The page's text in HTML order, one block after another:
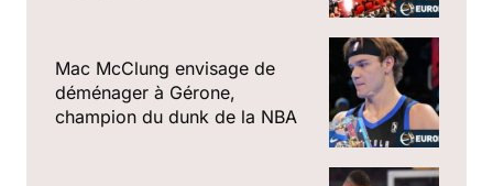
Mac McClung envisage de
déménager à Gérone,
champion du dunk de la NBA